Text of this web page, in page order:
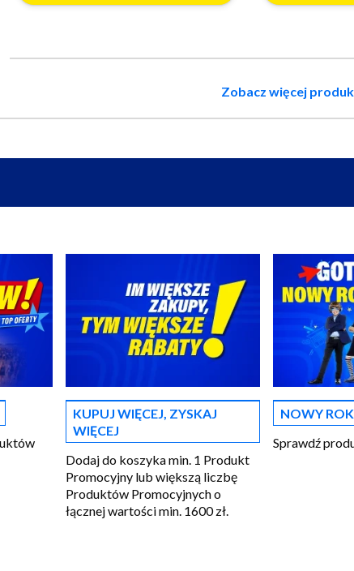
Zobacz więcej
KUPUJ WIĘCEJ, ZYSKAJ
WIĘCEJ
Dodaj do koszyka min. 1 Produkt
Promocyjny lub większą liczbę
Produktów Promocyjnych o
łącznej wartości min. 1600 zł.
NOWY
Sprawdź